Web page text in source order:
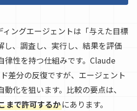
ィングエージェントは「与えた目標
し、調査し、実行し、結果を評価
律性を持つ仕組みです。Claude
差分の反復ですが、エージェント
化を狙います。比較の要点は、
まで許可するかにあります。